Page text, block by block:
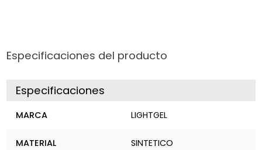
Especificaciones del producto
Especificaciones
MARCA LIGHTGEL
MATERIAL SINTETICO